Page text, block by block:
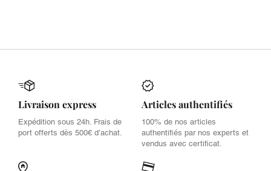
Livraison express
Expédition sous 24h. Frais de
port offerts dès 500€ d’achat.
Articles authentifiés
100% de nos articles
authentifiés par nos experts et
vendus avec certificat.